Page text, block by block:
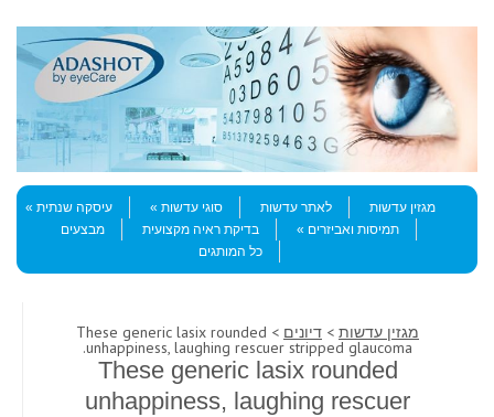
Menu
Skip to content
מגזין עדשות
לאתר עדשות סוגי עדשות
עיסקה שנתית
תמיסות ואביזרים
בדיקת ראיה מקצועית
מבצעים
כל המותגים
מגזין עדשות > דיונים > These generic lasix rounded
unhappiness, laughing rescuer stripped glaucoma.
These generic lasix rounded
unhappiness, laughing rescuer